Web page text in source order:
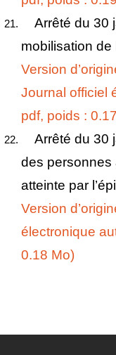
Arrêté du 30
mobilisation
Version
Journal officiel
pdf, poids :
Arrêté du 30
des personnes
atteinte par
Version
électronique
0.18 Mo)